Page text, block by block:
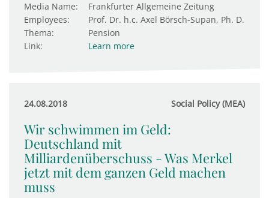
Media Name:
Frankfurter Allgemeine Zeitung
Employees:
Prof. Dr. h.c. Axel Börsch-Supan, Ph. D.
Thema:
Pension
Link:
Learn more
24.08.2018 Social Policy (MEA)
Wir schwimmen im Geld:
Deutschland mit
Milliardenüberschuss - Was Merkel
jetzt mit dem ganzen Geld machen
muss